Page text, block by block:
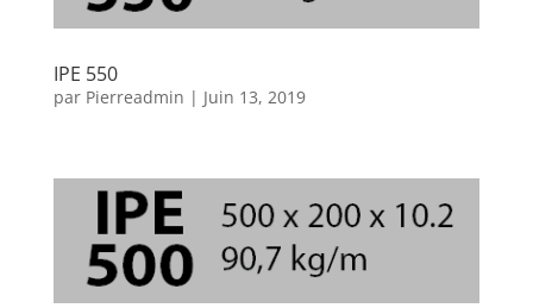
IPE 550
par Pierreadmin | Juin 13, 2019